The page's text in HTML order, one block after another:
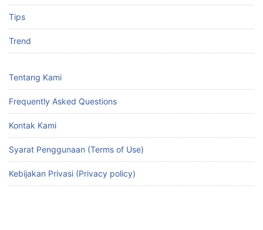
Tips
Trend
Tentang Kami
Frequently Asked Questions
Kontak Kami
Syarat Penggunaan (Terms of Use)
Kebijakan Privasi (Privacy policy)